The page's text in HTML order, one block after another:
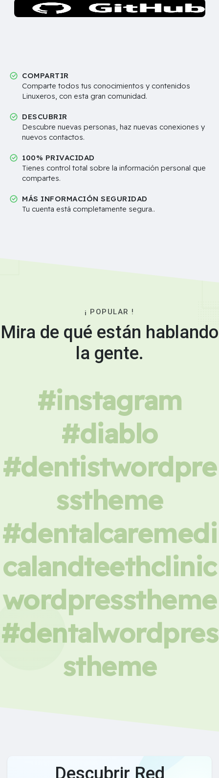
COMPARTIR
Comparte todos tus conocimientos y contenidos
Linuxeros, con esta gran comunidad.
DESCUBRIR
Descubre nuevas personas, haz nuevas conexiones y
nuevos contactos.
100% PRIVACIDAD
Tienes control total sobre la información personal que
compartes.
MÁS INFORMACIÓN SEGURIDAD
Tu cuenta está completamente segura..
¡ POPULAR !
Mira de qué están hablando
la gente.
#instagram
#diablo
#dentistwordpre
sstheme
#dentalcaremedi
calandteethclinic
wordpresstheme
#dentalwordpres
stheme
Descubrir Red